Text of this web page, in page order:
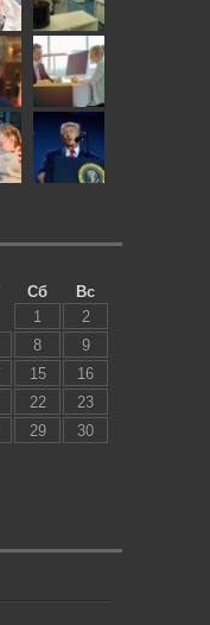
Сб
Вс
1
2
8
9
15
16
22
23
29
30